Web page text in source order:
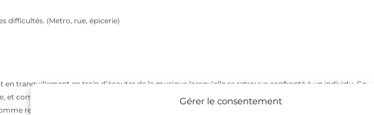
Gérer le consentement
difficultés. (Metro, rue, épicerie)
en tranquillement en train d’écouter de la musique lorsqu’elle se retrouve confronté à un individu. Ce
commence à se rapprocher d’elle. Ses regards insistants mettent rapidement mal à l’aise la jeune fille,
renchérit, suit Leslie au fond du wagon et l’aborde. La jeune femme refuse ses avances mais